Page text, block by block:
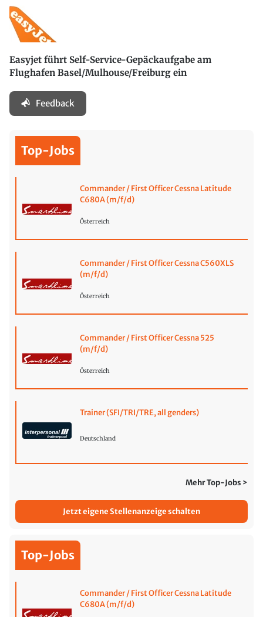
Easyjet führt Self-Service-Gepäckaufgabe am
Flughafen Basel/Mulhouse/Freiburg ein
Feedback
Top-Jobs
Commander / First Officer Cessna Latitude
C680A (m/f/d)
Österreich
Commander / First Officer Cessna C560XLS
(m/f/d)
Österreich
Commander / First Officer Cessna 525
(m/f/d)
Österreich
Trainer (SFI/TRI/TRE, all genders)
Deutschland
Mehr Top-Jobs >
Jetzt eigene Stellenanzeige schalten
Top-Jobs
Commander / First Officer Cessna Latitude
C680A (m/f/d)